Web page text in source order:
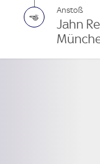
Anstoß
Jahn